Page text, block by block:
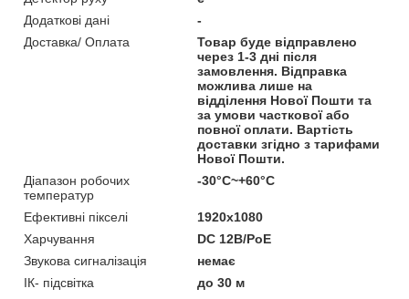
Додаткові дані
-
Доставка/ Оплата
Товар буде відправлено
через 1-3 дні після
замовлення. Відправка
можлива лише на
відділення Нової Пошти та
за умови часткової або
повної оплати. Вартість
доставки згідно з тарифами
Нової Пошти.
Діапазон робочих
температур
-30°C~+60°C
Ефективні пікселі
1920х1080
Харчування
DC 12В/PoE
Звукова сигналізація
немає
ІК- підсвітка
до 30 м